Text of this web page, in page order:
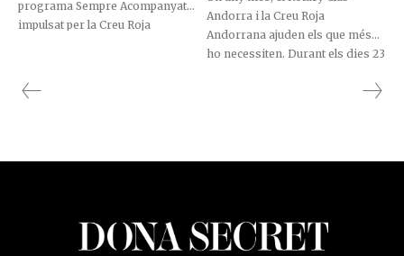
programa Sempre Acompanyats,
impulsat per la Creu Roja
majoria gent gran del país, que
pateix solitud no volguda. Carina
Andorra i la Creu Roja
Andorrana ajuden els que més
ho necessiten. Durant els dies 23
cinquantena de famílies es van